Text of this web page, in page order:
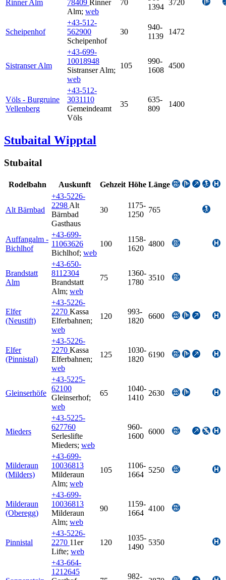
Rinner Alm 78409 Rinner
Alm; web
70
1394
3720
Scheipenhof
+43-512-
562900
Scheipenhof
30
940-
1139
1472
Sistranser Alm
+43-699-
10018948
Sistranser Alm;
web
105
990-
1608
4500
Völs - Burgruine
Vellenberg
+43-512-
3031110
Gemeindeamt
Völs
35
635-
809
1400
Stubaital Wipptal
Stubaital
Rodelbahn Auskunft Gehzeit Höhe Länge
Alt Bärnbad
+43-5226-
2298 Alt
Bärnbad
Gasthaus
30
1175-
1250
765
Auffangalm -
Bichlhof
+43-699-
11063626
Bichlhof; web
100
1158-
1620
4800
Brandstatt
Alm
+43-650-
8112304
Brandstatt
Alm; web
75
1360-
1780
3510
Elfer
(Neustift)
+43-5226-
2270 Kassa
Elferbahnen;
web
120
993-
1820
6600
Elfer
(Pinnistal)
+43-5226-
2270 Kassa
Elferbahnen;
web
125
1030-
1820
6190
Gleinserhöfe
+43-5225-
62100
Gleinserhof;
web
65
1040-
1410
2630
Mieders
+43-5225-
627760
Serleslifte
Mieders; web
960-
1600
6000
Milderaun
(Milders)
+43-699-
10036813
Milderaun
Alm; web
105
1106-
1664
5250
Milderaun
(Oberegg)
+43-699-
10036813
Milderaun
Alm; web
90
1159-
1664
4100
Pinnistal
+43-5226-
2270 11er
Lifte; web
120
1035-
1490
5350
+43-664-
1212645
982-